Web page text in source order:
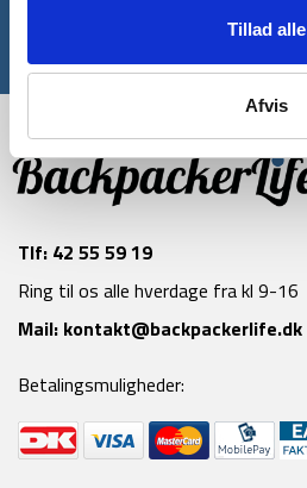
Tillad alle
Afvis
Tlf: 42 55 59 19
Ring til os alle hverdage fra kl 9-16
Mail: kontakt@backpackerlife.dk
Betalingsmuligheder: